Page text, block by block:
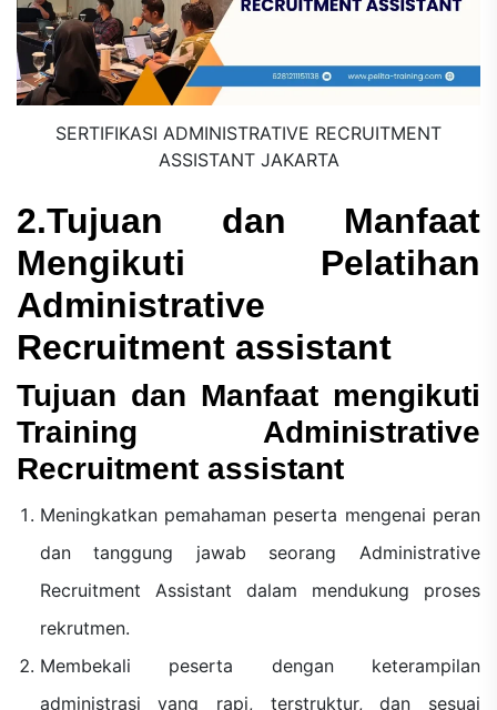
SERTIFIKASI ADMINISTRATIVE RECRUITMENT
ASSISTANT JAKARTA
2.Tujuan dan Manfaat
Mengikuti Pelatihan
Administrative
Recruitment assistant
Tujuan dan Manfaat mengikuti
Training Administrative
Recruitment assistant
Meningkatkan pemahaman peserta mengenai peran
dan tanggung jawab seorang Administrative
Recruitment Assistant dalam mendukung proses
rekrutmen.
Membekali peserta dengan keterampilan
administrasi yang rapi, terstruktur, dan sesuai